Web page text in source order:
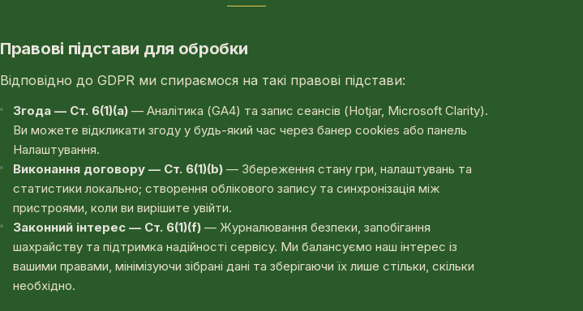
Правові підстави для обробки
Відповідно до GDPR ми спираємося на такі правові підстави:
Згода — Ст. 6(1)(a) — Аналітика (GA4) та запис сеансів (Hotjar, Microsoft Clarity).
Ви можете відкликати згоду у будь-який час через банер cookies або панель
Налаштування.
Виконання договору — Ст. 6(1)(b) — Збереження стану гри, налаштувань та
статистики локально; створення облікового запису та синхронізація між
пристроями, коли ви вирішите увійти.
Законний інтерес — Ст. 6(1)(f) — Журналювання безпеки, запобігання
шахрайству та підтримка надійності сервісу. Ми балансуємо наш інтерес із
вашими правами, мінімізуючи зібрані дані та зберігаючи їх лише стільки, скільки
необхідно.